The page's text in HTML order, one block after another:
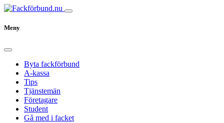
Meny
Byta fackförbund
A-kassa
Tips
Tjänstemän
Företagare
Student
Gå med i facket